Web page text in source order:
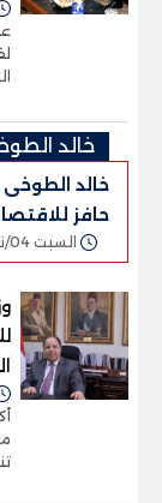
خالد
خالد
حافز
السبت 04/نوفمبر/2023 - 01:34 م